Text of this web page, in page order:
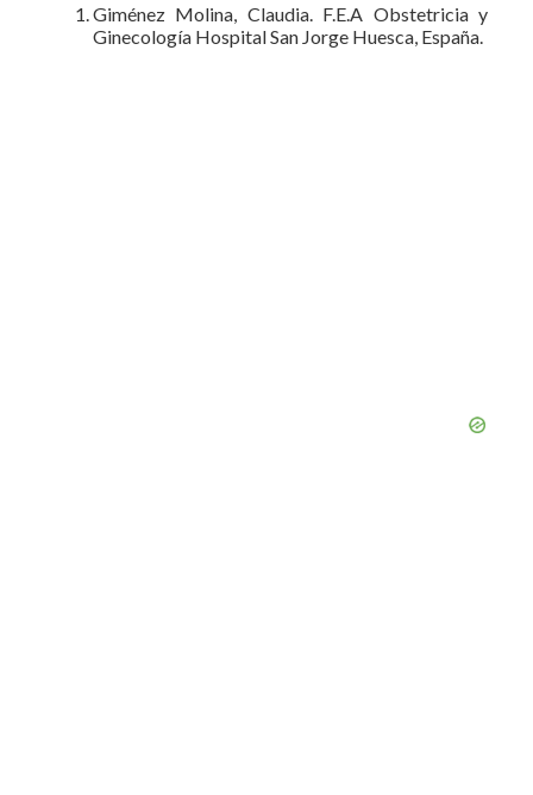
Giménez Molina, Claudia. F.E.A Obstetricia y
Ginecología Hospital San Jorge Huesca, España.